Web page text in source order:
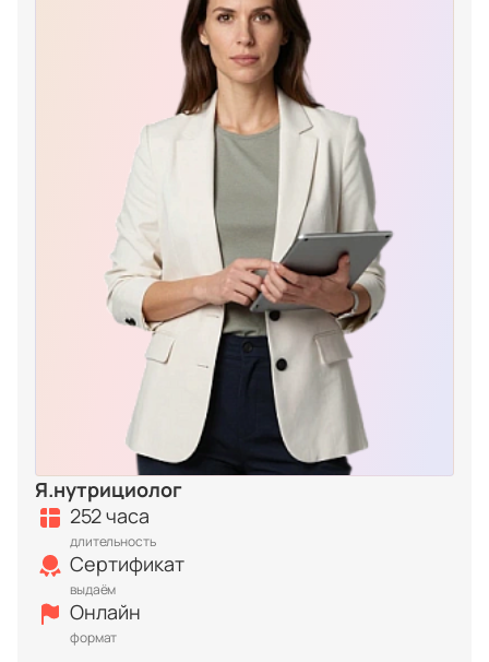
Я.нутрициолог
252 часа
длительность
Сертификат
выдаём
Онлайн
формат